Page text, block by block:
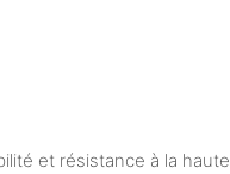
et résistance à la haute